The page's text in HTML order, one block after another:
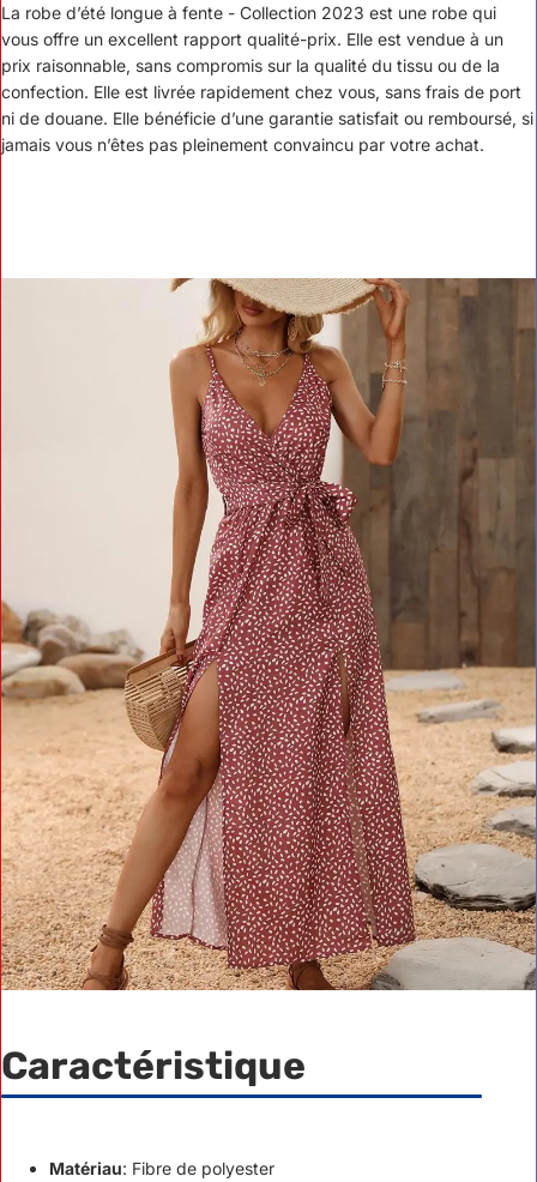
La robe d’été longue à fente - Collection 2023 est une robe qui
vous offre un excellent rapport qualité-prix. Elle est vendue à un
prix raisonnable, sans compromis sur la qualité du tissu ou de la
confection. Elle est livrée rapidement chez vous, sans frais de port
ni de douane. Elle bénéficie d’une garantie satisfait ou remboursé, si
jamais vous n’êtes pas pleinement convaincu par votre achat.
Caractéristique
Matériau: Fibre de polyester